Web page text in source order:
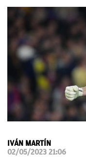
IVÁN MARTÍN
02/05/2023 21:06